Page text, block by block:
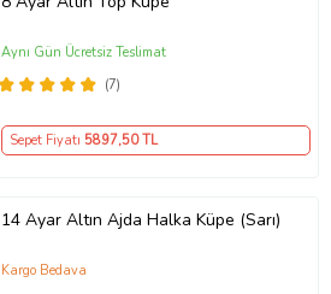
(7)
Aynı Gün Ücretsiz Teslimat
Sepet Fiyatı 5897,50 TL
14 Ayar Altın Ajda Halka Küpe (Sarı)
Kargo Bedava